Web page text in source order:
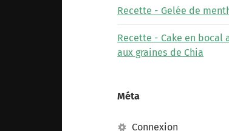
Recette - Gelée de
Recette - Cake en bocal
aux graines de Chia
Méta
Connexion